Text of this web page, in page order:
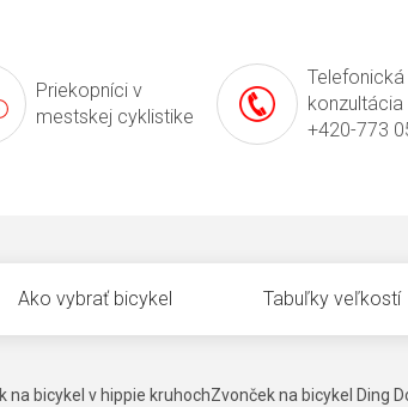
Priekopníci v
mestskej cyklistike
Telefonická
konzultácia
+420-773
Ako vybrať bicykel Tabuľky veľkostí
bicykel v hippie kruhochZvonček na bicykel Ding